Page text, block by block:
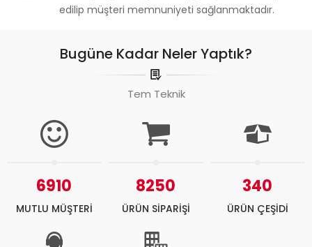
edilip müşteri memnuniyeti sağlanmaktadır.
Bugüne Kadar Neler Yaptık?
Tem Teknik
6910
MUTLU MÜŞTERİ
8250
ÜRÜN SİPARİŞİ
340
ÜRÜN ÇEŞİDİ